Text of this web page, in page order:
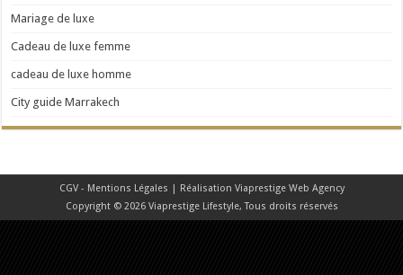
Mariage de luxe
Cadeau de luxe femme
cadeau de luxe homme
City guide Marrakech
CGV - Mentions Légales | Réalisation Viaprestige Web Agency
Copyright © 2026 Viaprestige Lifestyle, Tous droits réservés